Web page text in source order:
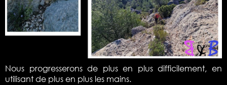
Nous progresserons de plus en plus difficilement, en
utilisant de plus en plus les mains.